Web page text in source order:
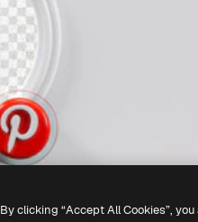
By clicking “Accept All Cookies”,